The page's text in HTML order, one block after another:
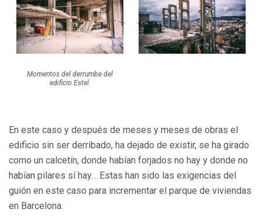
Momentos del derrumbe del
edificio Estel.
En este caso y después de meses y meses de obras el
edificio sin ser derribado, ha dejado de existir, se ha girado
como un calcetín, donde habían forjados no hay y donde no
habían pilares sí hay… Estas han sido las exigencias del
guión en este caso para incrementar el parque de viviendas
en Barcelona.